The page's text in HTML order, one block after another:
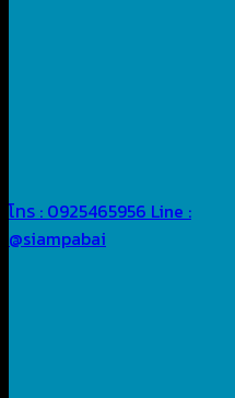
โทร : 0925465956 Line :
@siampabai